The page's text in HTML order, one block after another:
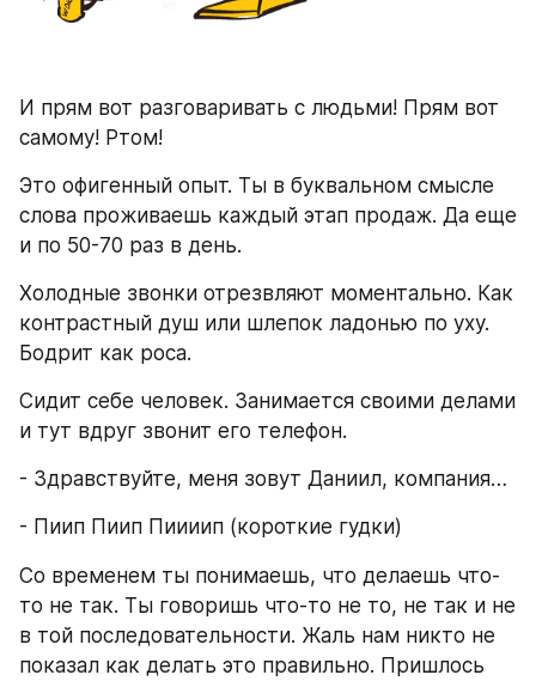
И прям вот разговаривать с людьми! Прям вот
самому! Ртом!
Это офигенный опыт. Ты в буквальном смысле
слова проживаешь каждый этап продаж. Да еще
и по 50-70 раз в день.
Холодные звонки отрезвляют моментально. Как
контрастный душ или шлепок ладонью по уху.
Бодрит как роса.
Сидит себе человек. Занимается своими делами
и тут вдруг звонит его телефон.
- Здравствуйте, меня зовут Даниил, компания…
- Пиип Пиип Пиииип (короткие гудки)
Со временем ты понимаешь, что делаешь что-
то не так. Ты говоришь что-то не то, не так и не
в той последовательности. Жаль нам никто не
показал как делать это правильно. Пришлось